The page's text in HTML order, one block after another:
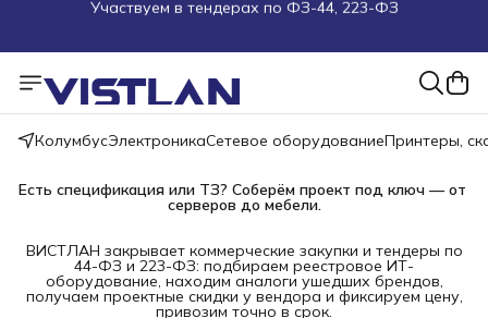
Пуско-наладочные работы
Пришлите запрос на e-mail или в чат
Более 100 000 позиций в наличии и под заказ
КолумбусЭлектроникаСетевое оборудованиеПринтеры,
Есть спецификация или ТЗ? Соберём проект под ключ — от
серверов до мебели.
ВИСТЛАН закрывает коммерческие закупки и тендеры по
44-ФЗ и 223-ФЗ: подбираем реестровое ИТ-
оборудование, находим аналоги ушедших брендов,
получаем проектные скидки у вендора и фиксируем цену,
привозим точно в срок.